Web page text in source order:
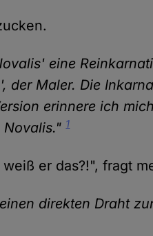
eine
der Maler. Die
erinnere ich
Novalis."1
weiß er das?!", fragt
direkten Draht